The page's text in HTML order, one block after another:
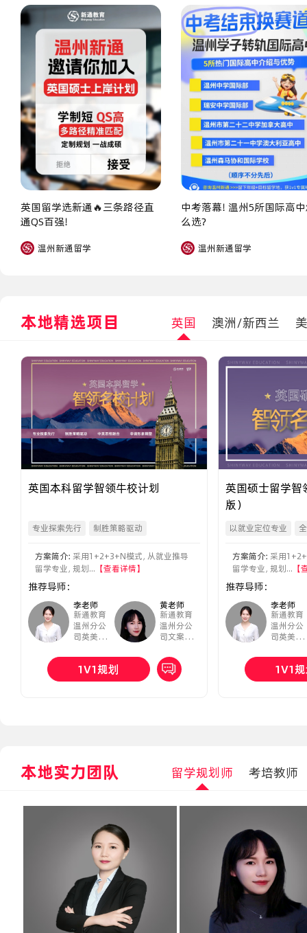
英国留学选新通🔥三条路径直
通QS百强！
温州新通留学
中考落幕！温州5所国际高
么选？
温州新通留学
本地精选项目 英国 澳洲/新西兰
英国本科留学智领牛校计划
专业探索先行
制胜策略驱动
方案简介： 采用1+2+3+N模式，从就业推导
留学专业，规划... 【查看详情】
推荐导师：
李老师
新通教育
温州分公
司英美留
黄老师
新通教育
温州分公
司文案顾
1V1规划
英国硕士留学智
版）
以就业定位专业
方案简介： 采用
留学专业，规划... 【
推荐导师：
李老师
新通教育
温州分公
司英美留
1V1
本地实力团队 留学规划师 考培教师
擅长申请：专升本/硕,快捷入
奖学金申请,留学综合规划
预约咨询